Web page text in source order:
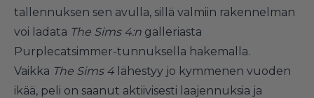
tallennuksen sen avulla, sillä valmiin rakennelman
voi ladata The Sims 4:n galleriasta
Purplecatsimmer-tunnuksella hakemalla.
Vaikka The Sims 4 lähestyy jo kymmenen vuoden
ikää, peli on saanut aktiivisesti laajennuksia ja